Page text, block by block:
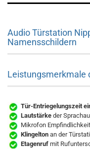
Audio Türstation
Namensschildern
Leistungsmerkmale
Tür-Entriegelungszeit
Lautstärke der
Mikrofon
Klingelton an der
Etagenruf mit